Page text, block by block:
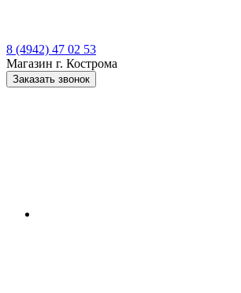
8 (4942) 47 02 53
Магазин г. Кострома
Заказать звонок